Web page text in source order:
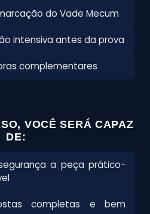
do Vade Mecum
intensiva antes da prova
complementares
VOCÊ SERÁ CAPAZ
DE:
a peça prático-
completas e bem